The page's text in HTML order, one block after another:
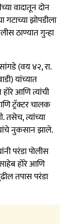
वादातून दोन
गटाच्या झोपडीला
ठाण्यात गुन्हा
(वय ४२, रा.
यांच्यात
आणि त्यांची
ट्रॅक्टर चालक
त्यांच्या
नुकसान झाले.
परंडा पोलीस
होरे आणि
तपास परंडा